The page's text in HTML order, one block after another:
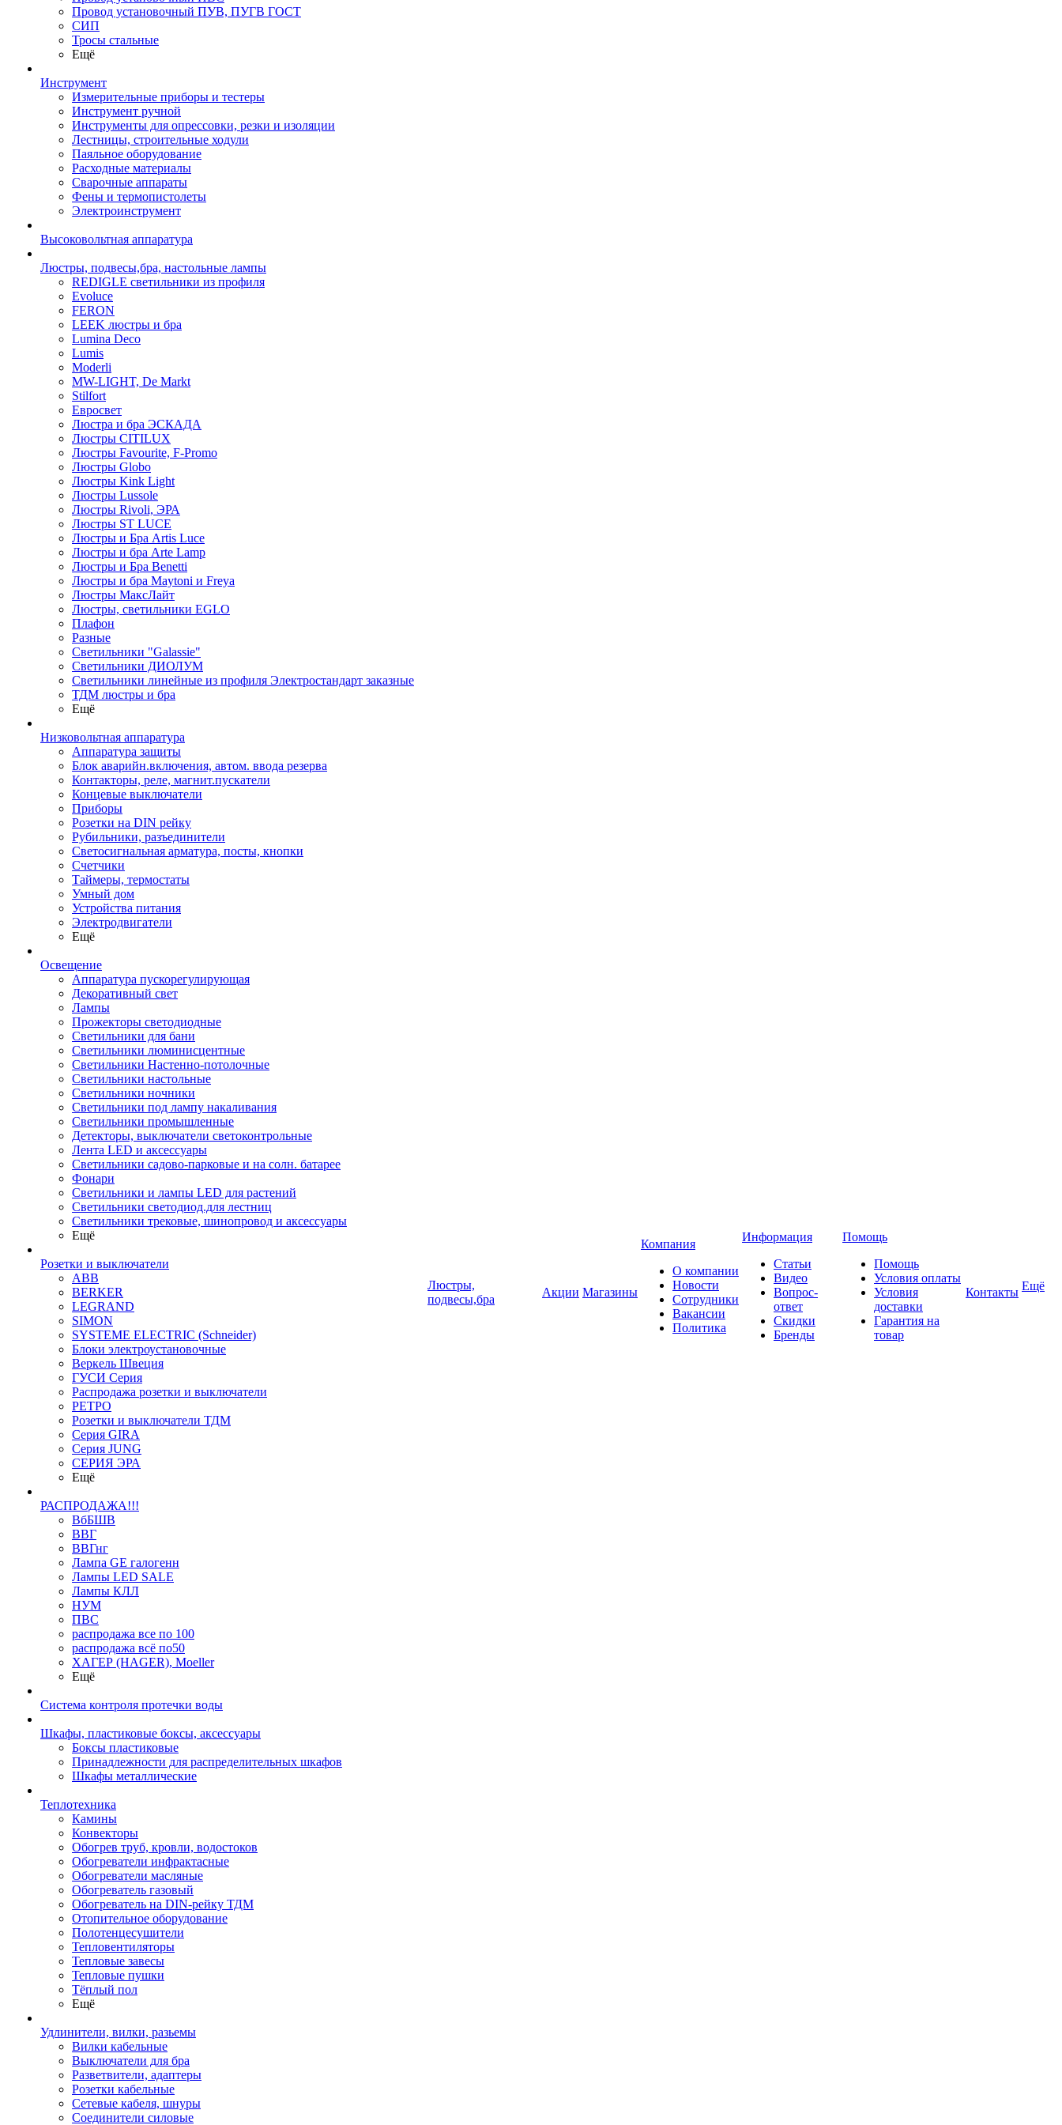
Провод установочный ПУВ, ПУГВ ГОСТ
СИП
Тросы стальные
Ещё
Инструмент
Измерительные приборы и тестеры
Инструмент ручной
Инструменты для опрессовки, резки и изоляции
Лестницы, строительные ходули
Паяльное оборудование
Расходные материалы
Сварочные аппараты
Фены и термопистолеты
Электроинструмент
Высоковольтная аппаратура
Люстры, подвесы,бра, настольные лампы
REDIGLE светильники из профиля
Evoluce
FERON
LEEK люстры и бра
Lumina Deco
Lumis
Moderli
MW-LIGHT, De Markt
Stilfort
Евросвет
Люстра и бра ЭСКАДА
Люстры CITILUX
Люстры Favourite, F-Promo
Люстры Globo
Люстры Kink Light
Люстры Lussole
Люстры Rivoli, ЭРА
Люстры ST LUCE
Люстры и Бра Artis Luce
Люстры и бра Arte Lamp
Люстры и Бра Benetti
Люстры и бра Maytoni и Freya
Люстры МаксЛайт
Люстры, светильники EGLO
Плафон
Разные
Светильники "Galassie"
Светильники ДИОЛУМ
Светильники линейные из профиля Электростандарт заказные
ТДМ люстры и бра
Ещё
Низковольтная аппаратура
Аппаратура защиты
Блок аварийн.включения, автом. ввода резерва
Контакторы, реле, магнит.пускатели
Концевые выключатели
Приборы
Розетки на DIN рейку
Рубильники, разъединители
Светосигнальная арматура, посты, кнопки
Счетчики
Таймеры, термостаты
Умный дом
Устройства питания
Электродвигатели
Ещё
Освещение
Аппаратура пускорегулирующая
Декоративный свет
Лампы
Прожекторы светодиодные
Светильники для бани
Светильники люминисцентные
Светильники Настенно-потолочные
Светильники настольные
Светильники ночники
Светильники под лампу накаливания
Светильники промышленные
Детекторы, выключатели светоконтрольные
Лента LED и аксессуары
Светильники садово-парковые и на солн. батарее
Фонари
Светильники и лампы LED для растений
Светильники светодиод.для лестниц
Светильники трековые, шинопровод и аксессуары
Ещё
Розетки и выключатели
ABB
BERKER
LEGRAND
SIMON
SYSTEME ELECTRIC (Schneider)
Блоки электроустановочные
Веркель Швеция
ГУСИ Серия
Распродажа розетки и выключатели
РЕТРО
Розетки и выключатели ТДМ
Серия GIRA
Серия JUNG
СЕРИЯ ЭРА
Ещё
РАСПРОДАЖА!!!
ВбБШВ
ВВГ
ВВГнг
Лампа GE галогенн
Лампы LED SALE
Лампы КЛЛ
НУМ
ПВС
распродажа все по 100
распродажа всё по50
ХАГЕР (HAGER), Moeller
Ещё
Система контроля протечки воды
Шкафы, пластиковые боксы, аксессуары
Боксы пластиковые
Принадлежности для распределительных шкафов
Шкафы металлические
Теплотехника
Камины
Конвекторы
Обогрев труб, кровли, водостоков
Обогреватели инфрактасные
Обогреватели масляные
Обогреватель газовый
Обогреватель на DIN-рейку ТДМ
Отопительное оборудование
Полотенцесушители
Тепловентиляторы
Тепловые завесы
Тепловые пушки
Тёплый пол
Ещё
Удлинители, вилки, разьемы
Вилки кабельные
Выключатели для бра
Разветвители, адаптеры
Розетки кабельные
Сетевые кабеля, шнуры
Соединители силовые
Люстры,
подвесы,бра
Акции Магазины
Компания
О компании
Новости
Сотрудники
Вакансии
Политика
Информация
Статьи
Видео
Вопрос-
ответ
Скидки
Бренды
Помощь
Помощь
Условия оплаты
Условия
доставки
Гарантия на
товар
Контакты Ещё